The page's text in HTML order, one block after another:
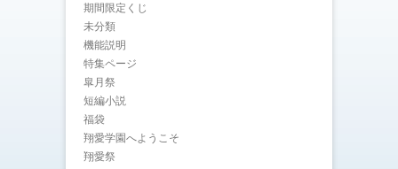
期間限定くじ
未分類
機能説明
特集ページ
皐月祭
短編小説
福袋
翔愛学園へようこそ
翔愛祭